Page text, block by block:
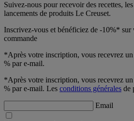
Suivez-nous pour recevoir des recettes,
lancements de produits Le Creuset.
Inscrivez-vous et bénéficiez de -10%* sur
commande
*Après votre inscription, vous recevrez
% par e-mail.
*Après votre inscription, vous recevrez
% par e-mail. Les conditions générales de
Email